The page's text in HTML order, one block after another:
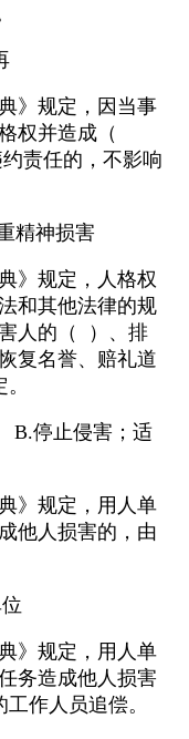
》规定，因当事
权并造成（
责任的，不影响
损害
》规定，人格权
和其他法律的规
人的（ ）、排
复名誉、赔礼道
止侵害；适
》规定，用人单
他人损害的，由
》规定，用人单
务造成他人损害
作人员追偿。